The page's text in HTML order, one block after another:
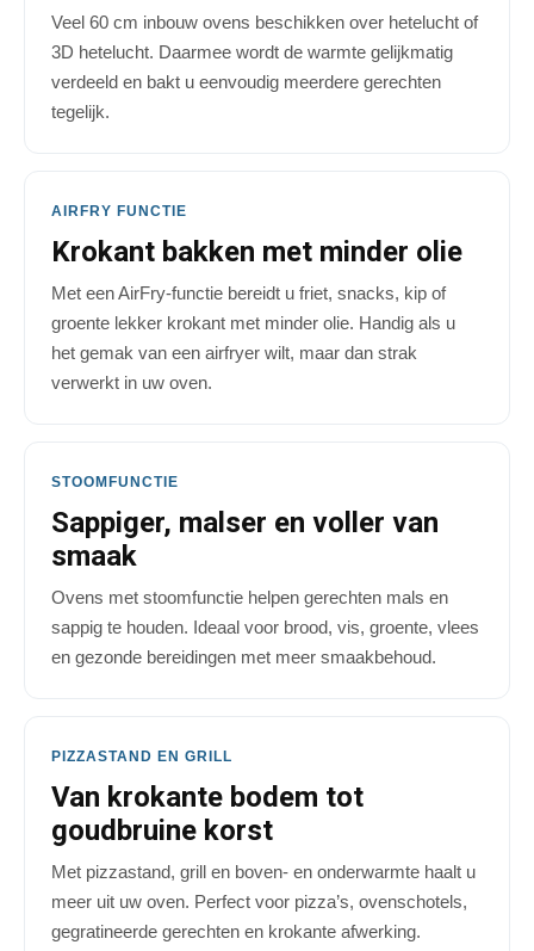
Veel 60 cm inbouw ovens beschikken over hetelucht of
3D hetelucht. Daarmee wordt de warmte gelijkmatig
verdeeld en bakt u eenvoudig meerdere gerechten
tegelijk.
AIRFRY FUNCTIE
Krokant bakken met minder olie
Met een AirFry-functie bereidt u friet, snacks, kip of
groente lekker krokant met minder olie. Handig als u
het gemak van een airfryer wilt, maar dan strak
verwerkt in uw oven.
STOOMFUNCTIE
Sappiger, malser en voller van
smaak
Ovens met stoomfunctie helpen gerechten mals en
sappig te houden. Ideaal voor brood, vis, groente, vlees
en gezonde bereidingen met meer smaakbehoud.
PIZZASTAND EN GRILL
Van krokante bodem tot
goudbruine korst
Met pizzastand, grill en boven- en onderwarmte haalt u
meer uit uw oven. Perfect voor pizza’s, ovenschotels,
gegratineerde gerechten en krokante afwerking.